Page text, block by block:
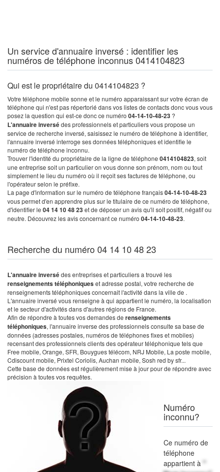
Un service d'annuaire inversé : identifier les
numéros de téléphone inconnus 0414104823
Qui est le propriétaire du 0414104823 ?
Votre téléphone mobile sonne et le numéro apparaissant sur votre écran de
téléphone qui n'est pas répertorié dans vos listes de contacts donc vous vous
posez la question qui est-ce donc ce numéro 04-14-10-48-23 ?
L'annuaire inversédes professionnels et particuliers vous propose un
service de recherche inversé, saisissez le numéro de téléphone à identifier,
l'annuaire inversé interroge ses données téléphoniques et identifie le
numéro de téléphone inconnu.
Trouver l'identité du propriétaire de la ligne de téléphone 0414104823, soit
une entreprise soit un particulier on vous donne son prénom, nom ou tout
simplement le lieu du numéro où il reçoit ses factures de téléphone, ou
l'opérateur selon le préfixe.
La page d'information sur le numéro de téléphone français04-14-10-48-23
vous permet d'en apprendre plus sur le titulaire de ce numéro de téléphone,
d'identifier le 04 14 10 48 23et de déposer un avis qu'il soit positif, négatif ou
neutre. Découvrez les avis concernant ce numéro 04-14-10-48-23.
Recherche du numéro 04 14 10 48 23
L'annuaire inversédes entreprises et particuliers a trouvé les
renseignements téléphoniqueset adresse postal, votre recherche de
renseignements téléphoniques concernait l'activité dans la ville de .
L'annuaire inversé vous renseigne à qui appartient le numéro, la localisation
et le secteur d'activités dans d'autres régions de France.
Afin de répondre à toutes vos demandes de renseignements
téléphoniques, l'annuaire inverse des professionnels consulte sa base de
données (adresses postales, numéros de téléphones fixes et mobiles)
recensant des professionnels clients des opérateur téléphonique tels que
Free mobile, Orange, SFR, Bouygues télécom, NRJ Mobile, La poste mobile,
Cdiscount mobile, Prixtel Coriolis, Auchan mobile, Sosh red by sfr...
Cette base de données est régulièrement mise à jour pour de répondre avec
précision à toutes vos requêtes.
Numéro
inconnu?
Ce numéro de
téléphone
appartient à "